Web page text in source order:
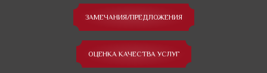
ЗАМЕЧАНИЯ/ПРЕДЛОЖЕНИЯ
ОЦЕНКА КАЧЕСТВА УСЛУГ